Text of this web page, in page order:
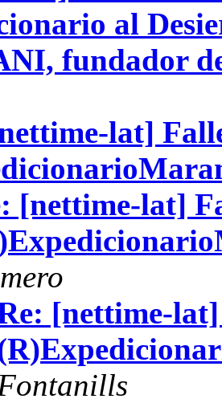
al
fundador
lat]
[nettime-lat]
[nettime-